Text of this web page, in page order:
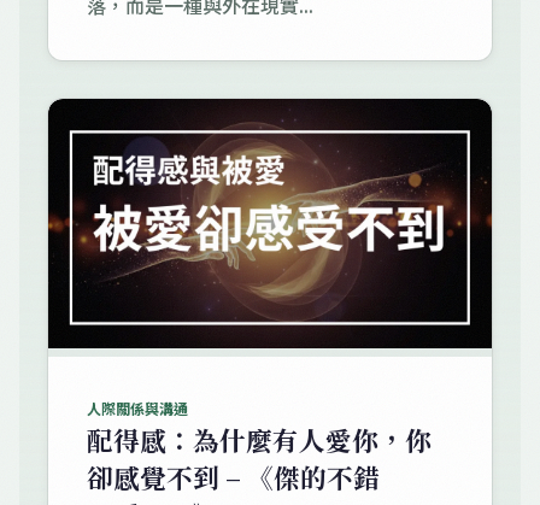
人際關係與溝通
配得感：為什麼有人愛你，你
卻感覺不到 – 《傑的不錯